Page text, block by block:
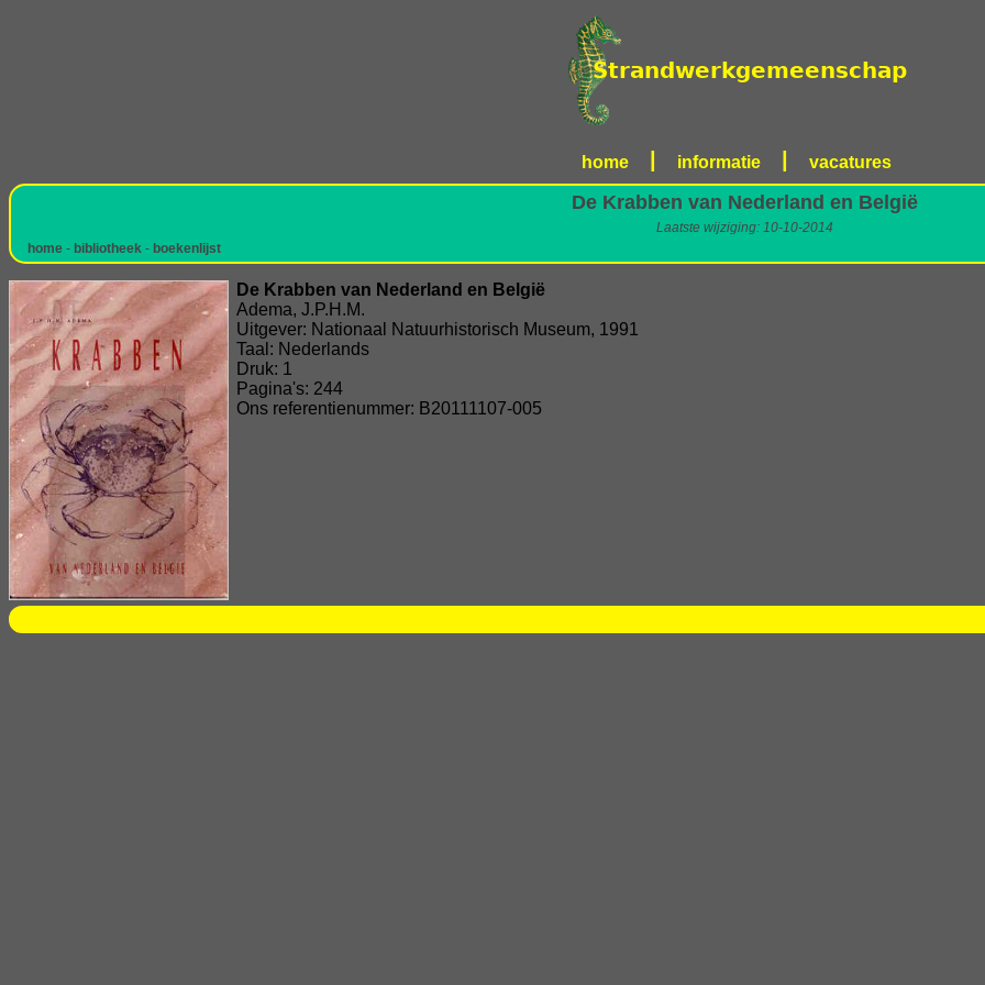
home informatie vacatures
De Krabben van Nederland en België
Laatste wijziging: 10-10-2014
home - bibliotheek - boekenlijst
De Krabben van Nederland en België
Adema, J.P.H.M.
Uitgever: Nationaal Natuurhistorisch Museum, 1991
Taal: Nederlands
Druk: 1
Pagina's: 244
Ons referentienummer: B20111107-005